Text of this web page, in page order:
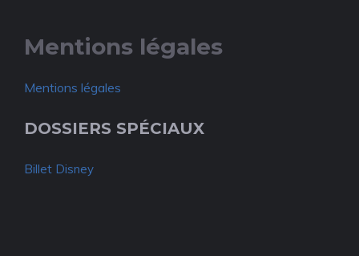
Mentions légales
Mentions légales
DOSSIERS SPÉCIAUX
Billet Disney